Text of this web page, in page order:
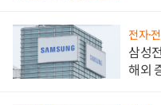
전자·
삼성
해외